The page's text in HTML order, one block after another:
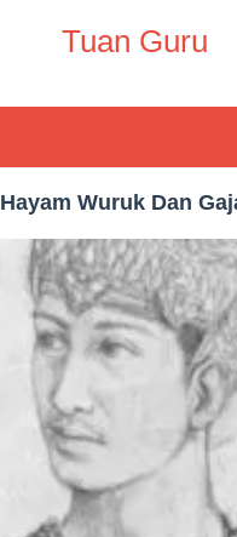
Tuan Guru
Hayam Wuruk Dan